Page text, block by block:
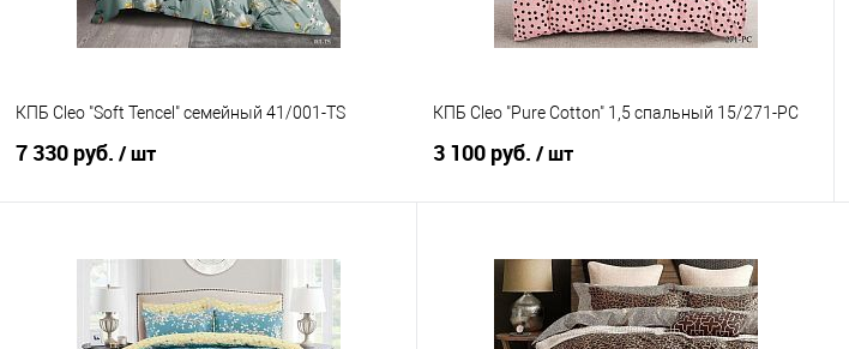
КПБ Cleo "Soft Tencel" семейный 41/001-TS
7 330 руб. / шт
Купить в 1 клик
Сравнение
КПБ Cleo "Pure Cotton" 1,5 спальный 15/271-PC
3 100 руб. / шт
Купить в 1 клик
Сравнение